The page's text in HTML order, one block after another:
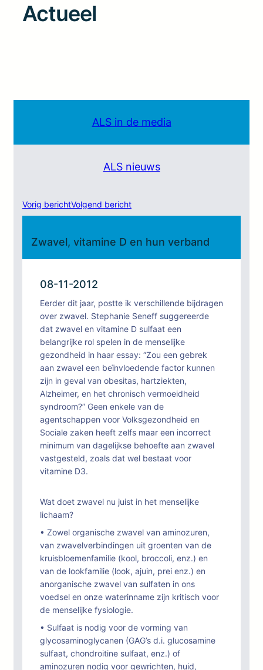
Actueel
ALS in de media
ALS nieuws
Vorig berichtVolgend bericht
Zwavel, vitamine D en hun verband
08-11-2012
Eerder dit jaar, postte ik verschillende bijdragen
over zwavel. Stephanie Seneff suggereerde
dat zwavel en vitamine D sulfaat een
belangrijke rol spelen in de menselijke
gezondheid in haar essay: “Zou een gebrek
aan zwavel een beïnvloedende factor kunnen
zijn in geval van obesitas, hartziekten,
Alzheimer, en het chronisch vermoeidheid
syndroom?” Geen enkele van de
agentschappen voor Volksgezondheid en
Sociale zaken heeft zelfs maar een incorrect
minimum van dagelijkse behoefte aan zwavel
vastgesteld, zoals dat wel bestaat voor
vitamine D3.
Wat doet zwavel nu juist in het menselijke
lichaam?
• Zowel organische zwavel van aminozuren,
van zwavelverbindingen uit groenten van de
kruisbloemenfamilie (kool, broccoli, enz.) en
van de lookfamilie (look, ajuin, prei enz.) en
anorganische zwavel van sulfaten in ons
voedsel en onze waterinname zijn kritisch voor
de menselijke fysiologie.
• Sulfaat is nodig voor de vorming van
glycosaminoglycanen (GAG’s d.i. glucosamine
sulfaat, chondroitine sulfaat, enz.) of
aminozuren nodig voor gewrichten, huid,